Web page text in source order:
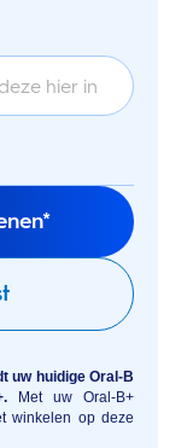
uw huidige Oral-B
Met uw Oral-B+
winkelen op deze